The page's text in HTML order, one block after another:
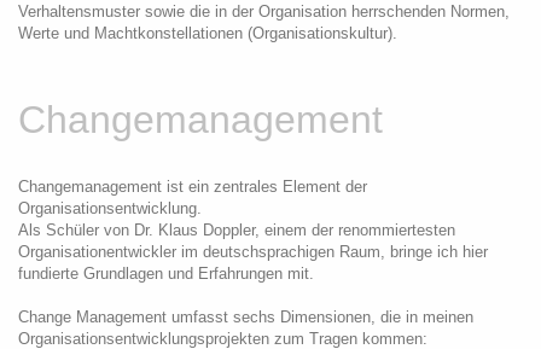
Verhaltensmuster sowie die in der Organisation herrschenden Normen,
Werte und Machtkonstellationen (Organisationskultur).
Changemanagement
Changemanagement ist ein zentrales Element der
Organisationsentwicklung.
Als Schüler von Dr. Klaus Doppler, einem der renommiertesten
Organisationentwickler im deutschsprachigen Raum, bringe ich hier
fundierte Grundlagen und Erfahrungen mit.
Change Management umfasst sechs Dimensionen, die in meinen
Organisationsentwicklungsprojekten zum Tragen kommen: